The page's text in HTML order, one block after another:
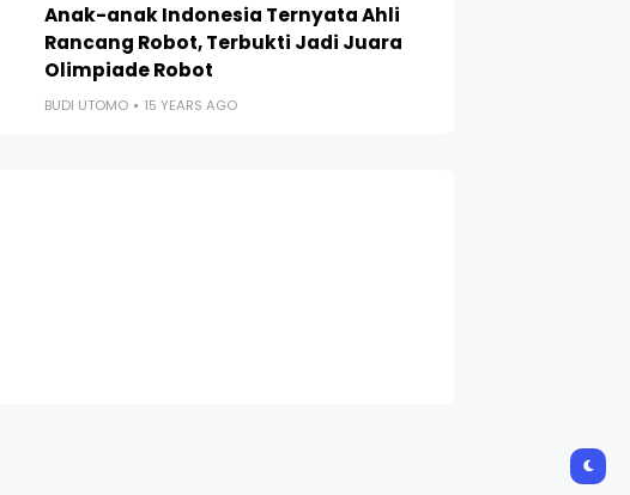
Anak-anak Indonesia Ternyata Ahli
Rancang Robot, Terbukti Jadi Juara
Olimpiade Robot
BUDI UTOMO 15 YEARS AGO